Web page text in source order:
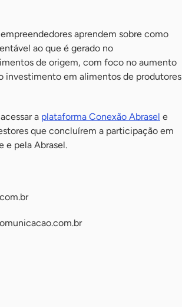
aprendem sobre como
ao que é gerado no
de origem, com foco no aumento
investimento em alimentos de produtores
a plataforma Conexão Abrasel e
que concluírem a participação em
e pela Abrasel.